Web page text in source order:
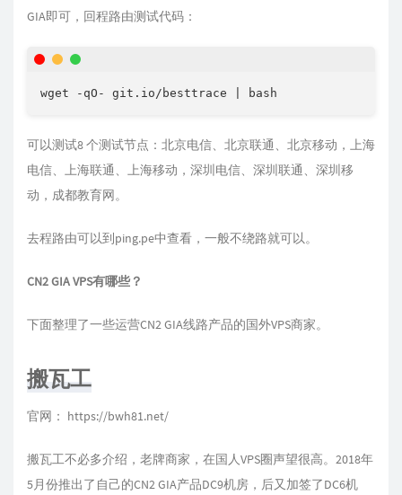
GIA即可，回程路由测试代码：
wget -qO- git.io/besttrace | bash
可以测试8 个测试节点：北京电信、北京联通、北京移动，上海
电信、上海联通、上海移动，深圳电信、深圳联通、深圳移
动，成都教育网。
去程路由可以到ping.pe中查看，一般不绕路就可以。
CN2 GIA VPS有哪些？
下面整理了一些运营CN2 GIA线路产品的国外VPS商家。
搬瓦工
官网： https://bwh81.net/
搬瓦工不必多介绍，老牌商家，在国人VPS圈声望很高。2018年
5月份推出了自己的CN2 GIA产品DC9机房，后又加签了DC6机